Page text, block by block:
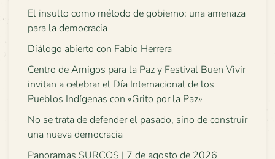
El insulto como método de gobierno: una amenaza
para la democracia
Diálogo abierto con Fabio Herrera
Centro de Amigos para la Paz y Festival Buen Vivir
invitan a celebrar el Día Internacional de los
Pueblos Indígenas con «Grito por la Paz»
No se trata de defender el pasado, sino de construir
una nueva democracia
Panoramas SURCOS | 7 de agosto de 2026